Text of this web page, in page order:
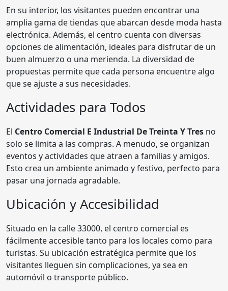
En su interior, los visitantes pueden encontrar una
amplia gama de tiendas que abarcan desde moda hasta
electrónica. Además, el centro cuenta con diversas
opciones de alimentación, ideales para disfrutar de un
buen almuerzo o una merienda. La diversidad de
propuestas permite que cada persona encuentre algo
que se ajuste a sus necesidades.
Actividades para Todos
El Centro Comercial E Industrial De Treinta Y Tres no
solo se limita a las compras. A menudo, se organizan
eventos y actividades que atraen a familias y amigos.
Esto crea un ambiente animado y festivo, perfecto para
pasar una jornada agradable.
Ubicación y Accesibilidad
Situado en la calle 33000, el centro comercial es
fácilmente accesible tanto para los locales como para
turistas. Su ubicación estratégica permite que los
visitantes lleguen sin complicaciones, ya sea en
automóvil o transporte público.